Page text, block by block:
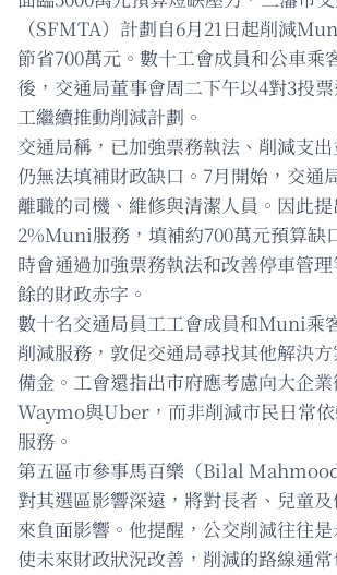
（SFMTA）計劃自6月21日起削減
節省700萬元。數十工會成員和公車乘
後，交通局董事會周二下午以4對3投
工繼續推動削減計劃。
交通局稱，已加強票務執法、削減支出
仍無法填補財政缺口。7月開始，交通
離職的司機、維修與清潔人員。因此
2%Muni服務，填補約700萬元預算缺
時會通過加強票務執法和改善停車管
餘的財政赤字。
數十名交通局員工工會成員和Muni乘
削減服務，敦促交通局尋找其他解決
備金。工會還指出市府應考慮向大企
Waymo與Uber，而非削減市民日常
服務。
第五區市參事馬百樂（Bilal
對其選區影響深遠，將對長者、兒童
來負面影響。他提醒，公交削減往往
使未來財政狀況改善，削減的路線通常